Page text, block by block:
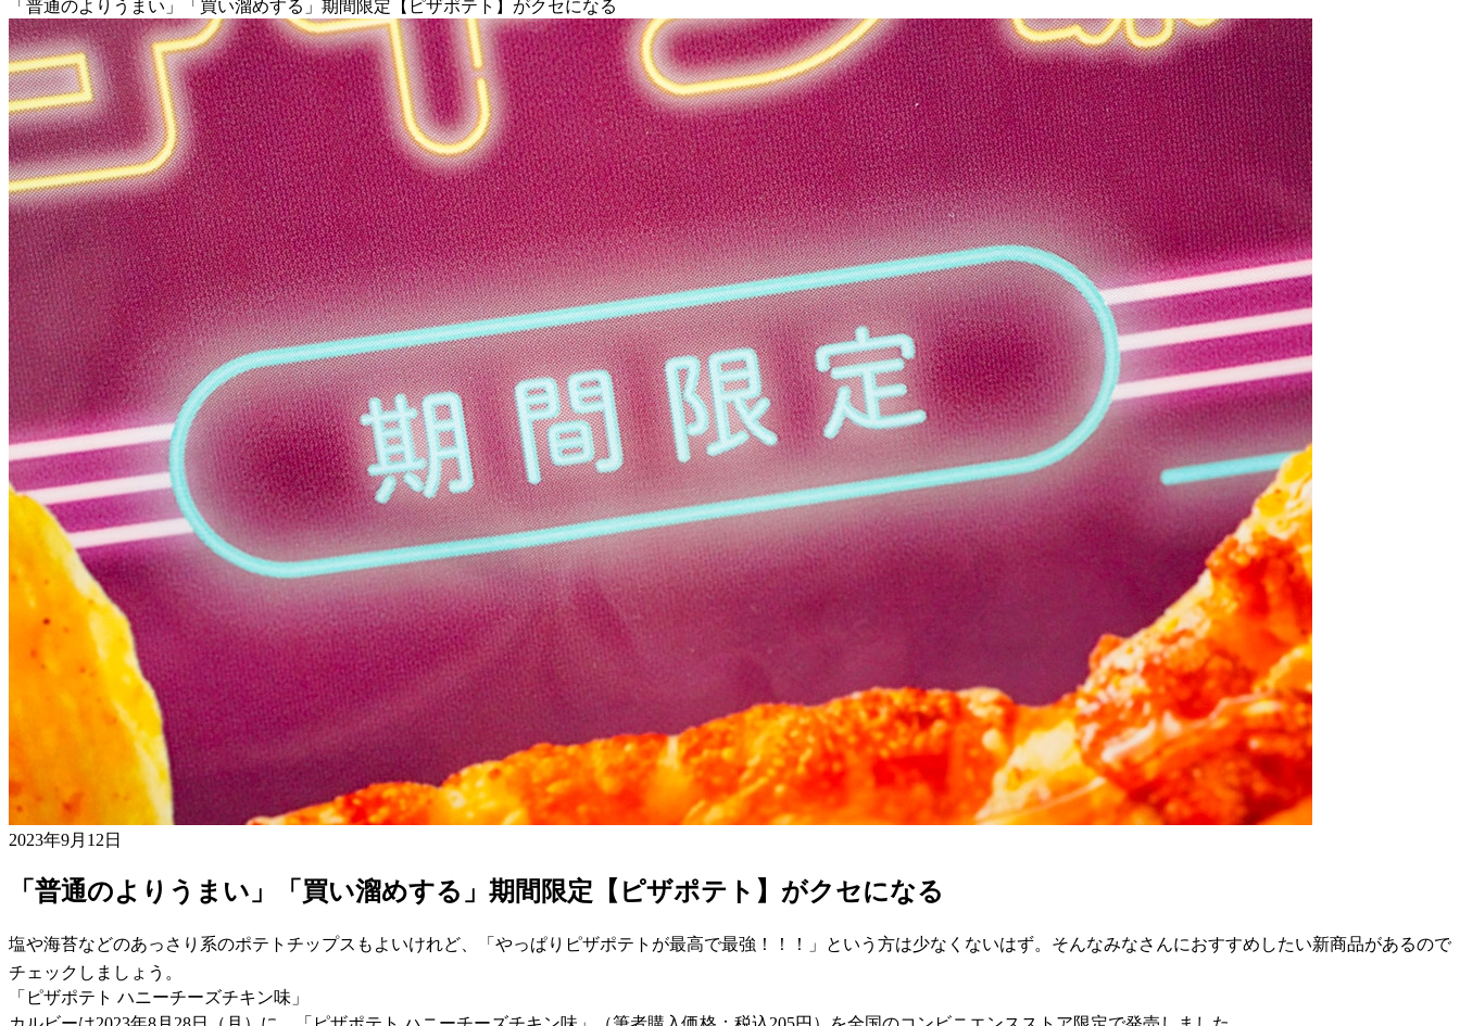
「普通のよりうまい」「買い溜めする」期間限定【ピザポテト】がクセになる
2023年9月12日
「普通のよりうまい」「買い溜めする」期間限定【ピザポテト】がクセになる
塩や海苔などのあっさり系のポテトチップスもよいけれど、「やっぱりピザポテトが最高で最強！！！」という方は少なくないはず。そんなみなさんにおすすめしたい新商品があるので
チェックしましょう。
「ピザポテト ハニーチーズチキン味」